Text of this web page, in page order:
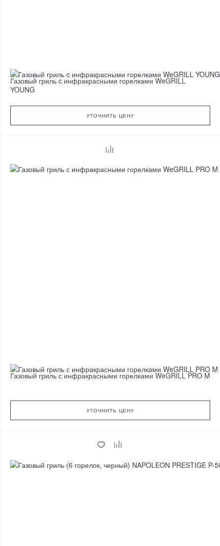
Газовый гриль c инфракрасными горелками WeGRILL
YOUNG
УТОЧНИТЬ ЦЕНУ
Газовый гриль с инфракрасными горелками WeGRILL PRO M
УТОЧНИТЬ ЦЕНУ